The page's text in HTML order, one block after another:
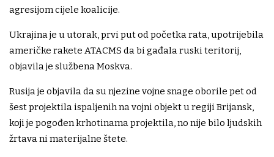
agresijom cijele koalicije.
Ukrajina je u utorak, prvi put od početka rata, upotrijebila
američke rakete ATACMS da bi gađala ruski teritorij,
objavila je službena Moskva.
Rusija je objavila da su njezine vojne snage oborile pet od
šest projektila ispaljenih na vojni objekt u regiji Brijansk,
koji je pogođen krhotinama projektila, no nije bilo ljudskih
žrtava ni materijalne štete.